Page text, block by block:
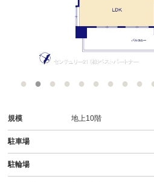
規模 地上10階
駐車場
駐輪場